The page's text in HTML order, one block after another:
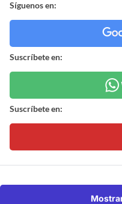
Síguenos en:
Suscríbete en:
Suscríbete en: